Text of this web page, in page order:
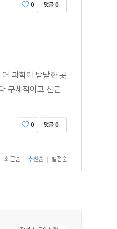
0 댓글 0
과학이 발달한 곳
구체적이고 친근
0 댓글 0
최근순 | 추천순 | 별점순